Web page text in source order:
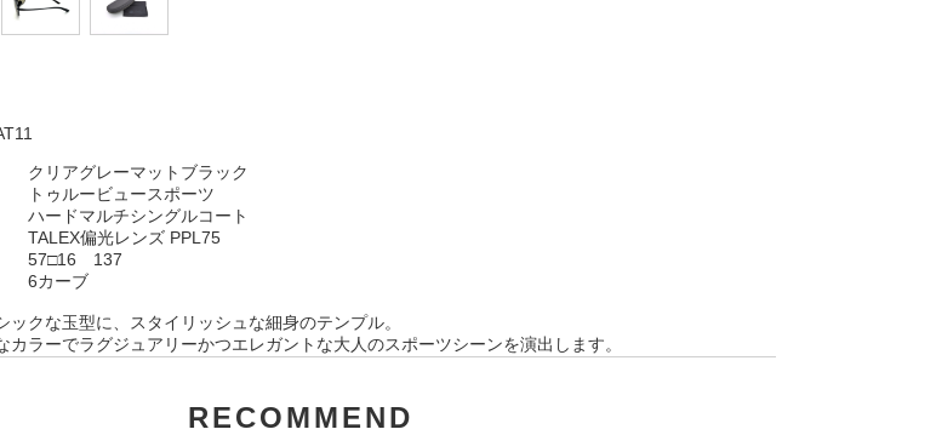
クリアグレーマットブラック
ルービュースポーツ
ードマルチシングルコート
偏光レンズ PPL75
137
ーブ
ックな玉型に、スタイリッシュな細身のテンプル。
カラーでラグジュアリーかつエレガントな大人のスポーツシーンを演出します。
RECOMMEND